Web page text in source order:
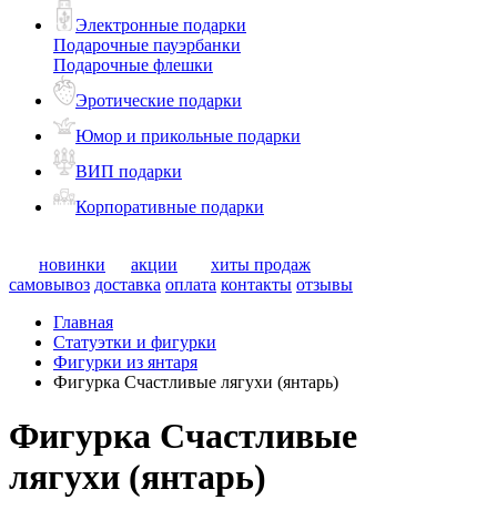
Электронные подарки
Подарочные пауэрбанки
Подарочные флешки
Эротические подарки
Юмор и прикольные подарки
ВИП подарки
Корпоративные подарки
новинки акции
хиты продаж
самовывоз доставка оплата контакты отзывы
Главная
Статуэтки и фигурки
Фигурки из янтаря
Фигурка Счастливые лягухи (янтарь)
Фигурка Счастливые
лягухи (янтарь)